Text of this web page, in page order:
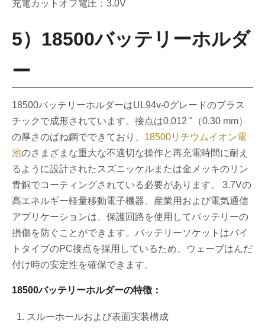
充電カットオフ電圧：3.0V
5）18500バッテリーホルダ
ー
18500バッテリーホルダーはUL94v-0グレードのプラス
チックで成形されています。接点は0.012 "（0.30 mm）
の厚さのばね鋼でできており、 18500リチウムイオン電
池のさまざまな重大な不適切な操作と再充電時間に耐え
るように設計されたスズニッケルまたは金メッキのリン
青銅でコーティングされている必要があります。 3.7Vの
高エネルギー軽量移動電子機器、産業用および電気通信
アプリケーションは、保護回路を使用してバッテリーの
損傷を防ぐことができます。バッテリーソケットはバイ
トタイプのPC接点を採用しているため、ウェーブはんだ
付け時の安定性を確保できます。
18500バッテリーホルダーの特徴：
スルーホールおよび表面実装構成